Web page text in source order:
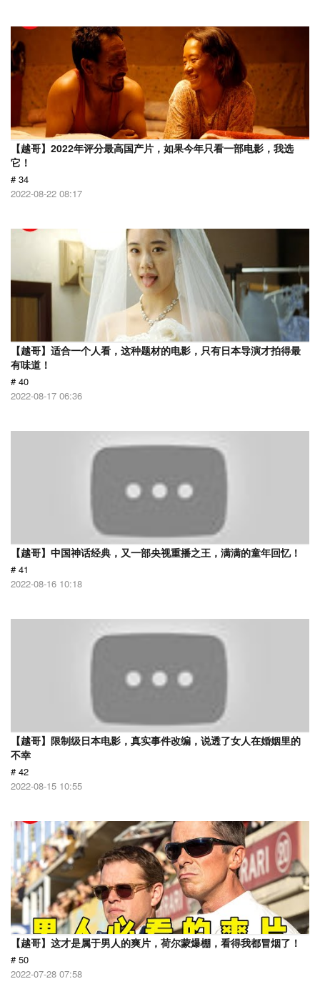
【越哥】2022年评分最高国产片，如果今年只看一部电影，我选
它！
# 34
2022-08-22 08:17
【越哥】适合一个人看，这种题材的电影，只有日本导演才拍得最
有味道！
# 40
2022-08-17 06:36
【越哥】中国神话经典，又一部央视重播之王，满满的童年回忆！
# 41
2022-08-16 10:18
【越哥】限制级日本电影，真实事件改编，说透了女人在婚姻里的
不幸
# 42
2022-08-15 10:55
【越哥】这才是属于男人的爽片，荷尔蒙爆棚，看得我都冒烟了！
# 50
2022-07-28 07:58